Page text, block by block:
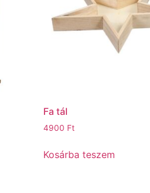
Fa tál
4900 Ft
Kosárba teszem